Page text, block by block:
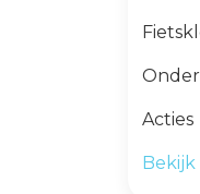
Acties
Bekijk